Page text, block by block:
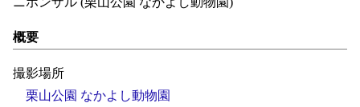
概要
撮影場所
栗山公園 なかよし動物園